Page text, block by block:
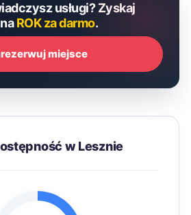
usługi? Zyskaj
ROK za darmo.
miejsce
w Lesznie